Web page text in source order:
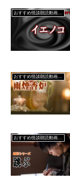
おすすめ怪談朗読動画まとめ